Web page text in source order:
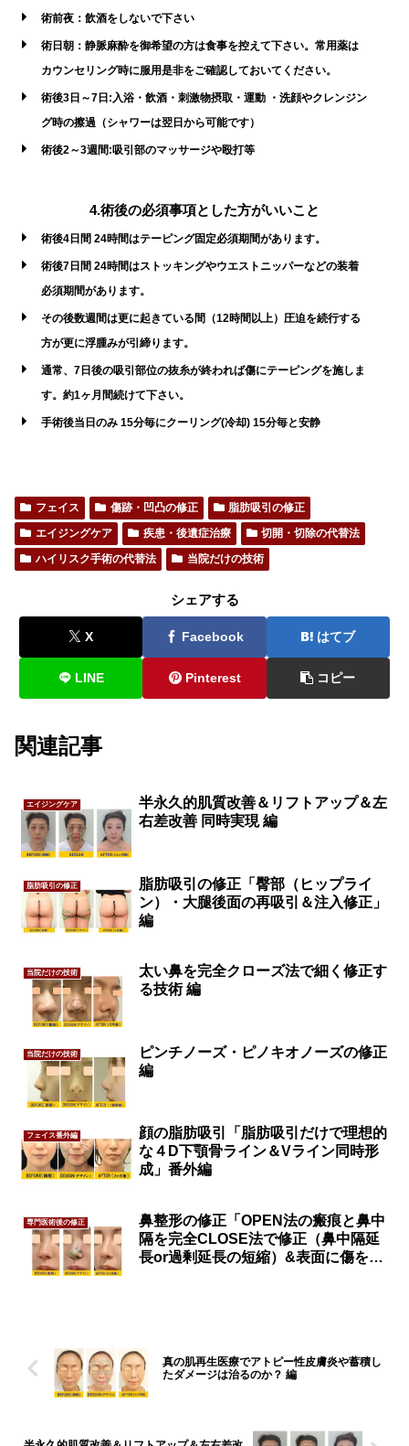
術前夜：飲酒をしないで下さい
術日朝：静脈麻酔を御希望の方は食事を控えて下さい。常用薬は
カウンセリング時に服用是非をご確認しておいてください。
術後3日～7日:入浴・飲酒・刺激物摂取・運動 ・洗顔やクレンジン
グ時の擦過（シャワーは翌日から可能です）
術後2～3週間:吸引部のマッサージや殴打等
4.術後の必須事項とした方がいいこと
術後4日間 24時間はテーピング固定必須期間があります。
術後7日間 24時間はストッキングやウエストニッパーなどの装着
必須期間があります。
その後数週間は更に起きている間（12時間以上）圧迫を続行する
方が更に浮腫みが引締ります。
通常、7日後の吸引部位の抜糸が終われば傷にテーピングを施しま
す。約1ヶ月間続けて下さい。
手術後当日のみ15分毎にクーリング(冷却) 15分毎と安静
フェイス 傷跡・凹凸の修正
脂肪吸引の修正
エイジングケア
疾患・後遺症治療
切開・切除の代替法
ハイリスク手術の代替法
当院だけの技術
シェアする
X Facebook はてブ
LINE Pinterest コピー
関連記事
エイジングケア
半永久的肌質改善＆リフトアップ＆左
右差改善 同時実現 編
脂肪吸引の修正
脂肪吸引の修正「臀部（ヒップライ
ン）・大腿後面の再吸引＆注入修正」
編
当院だけの技術
太い鼻を完全クローズ法で細く修正す
る技術 編
当院だけの技術
ピンチノーズ・ピノキオノーズの修正
編
フェイス番外編
顔の脂肪吸引「脂肪吸引だけで理想的
な４D下顎骨ライン＆Vライン同時形
成」番外編
専門医術後の修正
鼻整形の修正「OPEN法の瘢痕と鼻中
隔を完全CLOSE法で修正（鼻中隔延
長or過剰延長の短縮）&表面に傷をつ
真の肌再生医療でアトピー性皮膚炎や蓄積し
たダメージは治るのか？ 編